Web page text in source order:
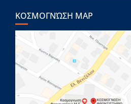
ΚΟΣΜΟΓΝΏΣΗ MAP